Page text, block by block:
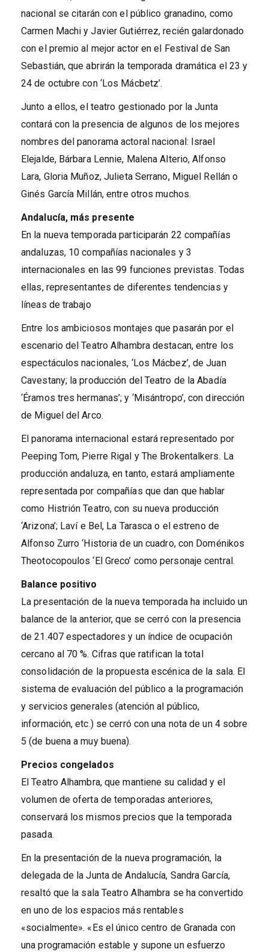
nacional se citarán con el público granadino, como
Carmen Machi y Javier Gutiérrez, recién galardonado
con el premio al mejor actor en el Festival de San
Sebastián, que abrirán la temporada dramática el 23 y
24 de octubre con ‘Los Mácbetz’.
Junto a ellos, el teatro gestionado por la Junta
contará con la presencia de algunos de los mejores
nombres del panorama actoral nacional: Israel
Elejalde, Bárbara Lennie, Malena Alterio, Alfonso
Lara, Gloria Muñoz, Julieta Serrano, Miguel Rellán o
Ginés García Millán, entre otros muchos.
Andalucía, más presente
En la nueva temporada participarán 22 compañías
andaluzas, 10 compañías nacionales y 3
internacionales en las 99 funciones previstas. Todas
ellas, representantes de diferentes tendencias y
líneas de trabajo
Entre los ambiciosos montajes que pasarán por el
escenario del Teatro Alhambra destacan, entre los
espectáculos nacionales, ‘Los Mácbez’, de Juan
Cavestany; la producción del Teatro de la Abadía
‘Éramos tres hermanas’; y ‘Misántropo’, con dirección
de Miguel del Arco.
El panorama internacional estará representado por
Peeping Tom, Pierre Rigal y The Brokentalkers. La
producción andaluza, en tanto, estará ampliamente
representada por compañías que dan que hablar
como Histrión Teatro, con su nueva producción
‘Arizona’; Laví e Bel, La Tarasca o el estreno de
Alfonso Zurro ‘Historia de un cuadro, con Doménikos
Theotocopoulos ‘El Greco’ como personaje central.
Balance positivo
La presentación de la nueva temporada ha incluido un
balance de la anterior, que se cerró con la presencia
de 21.407 espectadores y un índice de ocupación
cercano al 70 %. Cifras que ratifican la total
consolidación de la propuesta escénica de la sala. El
sistema de evaluación del público a la programación
y servicios generales (atención al público,
información, etc.) se cerró con una nota de un 4 sobre
5 (de buena a muy buena).
Precios congelados
El Teatro Alhambra, que mantiene su calidad y el
volumen de oferta de temporadas anteriores,
conservará los mismos precios que la temporada
pasada.
En la presentación de la nueva programación, la
delegada de la Junta de Andalucía, Sandra García,
resaltó que la sala Teatro Alhambra se ha convertido
en uno de los espacios más rentables
«socialmente». «Es el único centro de Granada con
una programación estable y supone un esfuerzo